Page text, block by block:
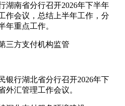
湖南省分行召开2026年下半年
作会议，总结上半年工作，分
年重点工作。
三方支付机构监管
银行湖北省分行召开2026年下
外汇管理工作会议。